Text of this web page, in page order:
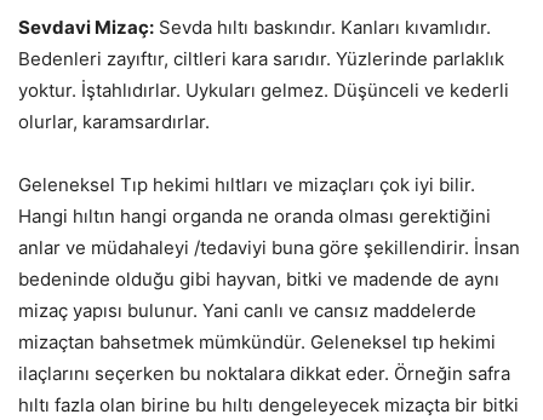
Sevdavi Mizaç: Sevda hıltı baskındır. Kanları kıvamlıdır.
Bedenleri zayıftır, ciltleri kara sarıdır. Yüzlerinde parlaklık
yoktur. İştahlıdırlar. Uykuları gelmez. Düşünceli ve kederli
olurlar, karamsardırlar.
Geleneksel Tıp hekimi hıltları ve mizaçları çok iyi bilir.
Hangi hıltın hangi organda ne oranda olması gerektiğini
anlar ve müdahaleyi /tedaviyi buna göre şekillendirir. İnsan
bedeninde olduğu gibi hayvan, bitki ve madende de aynı
mizaç yapısı bulunur. Yani canlı ve cansız maddelerde
mizaçtan bahsetmek mümkündür. Geleneksel tıp hekimi
ilaçlarını seçerken bu noktalara dikkat eder. Örneğin safra
hıltı fazla olan birine bu hıltı dengeleyecek mizaçta bir bitki